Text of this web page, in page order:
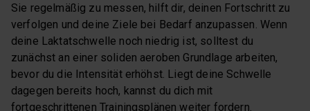
Sie regelmäßig zu messen, hilft dir, deinen Fortschritt zu
verfolgen und deine Ziele bei Bedarf anzupassen. Wenn
deine Laktatschwelle noch niedrig ist, solltest du
zunächst an einer soliden aeroben Grundlage arbeiten,
bevor du die Intensität erhöhst. Liegt deine Schwelle
dagegen bereits hoch, kannst du dich mit
fortgeschrittenen Trainingsplänen weiter fordern.